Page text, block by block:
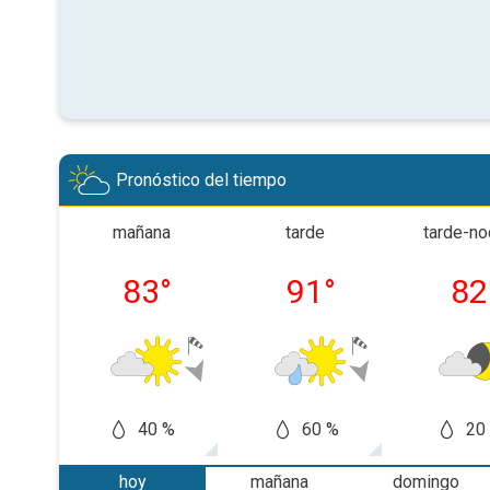
Pronóstico del tiempo
mañana
83°
40 %
tarde
91 °
60 %
tarde-
82
20
hoy
mañana
domingo